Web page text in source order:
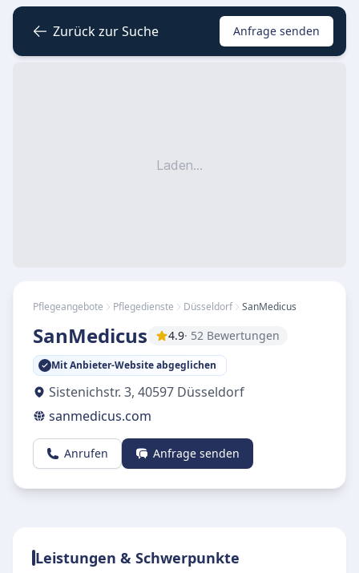
Zurück zur Suche Anfrage senden
Laden...
Pflegeangebote Pflegedienste Düsseldorf SanMedicus
SanMedicus 4.9· 52 Bewertungen
Mit Anbieter-Website abgeglichen
Sistenichstr. 3, 40597 Düsseldorf
sanmedicus.com
Anrufen Anfrage senden
Leistungen & Schwerpunkte